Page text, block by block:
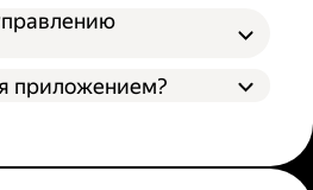
приложением?